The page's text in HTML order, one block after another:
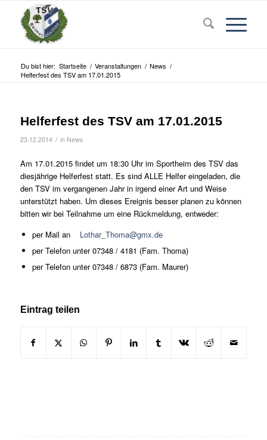
Du bist hier: Startseite / Veranstaltungen / News /
Helferfest des TSV am 17.01.2015
Helferfest des TSV am 17.01.2015
23.12.2014 / in News
Am 17.01.2015 findet um 18:30 Uhr im Sportheim des TSV das
diesjährige Helferfest statt. Es sind ALLE Helfer eingeladen, die
den TSV im vergangenen Jahr in irgend einer Art und Weise
unterstützt haben. Um dieses Ereignis besser planen zu können
bitten wir bei Teilnahme um eine Rückmeldung, entweder:
per Mail an Lothar_Thoma@gmx.de
per Telefon unter 07348 / 4181 (Fam. Thoma)
per Telefon unter 07348 / 6873 (Fam. Maurer)
Eintrag teilen